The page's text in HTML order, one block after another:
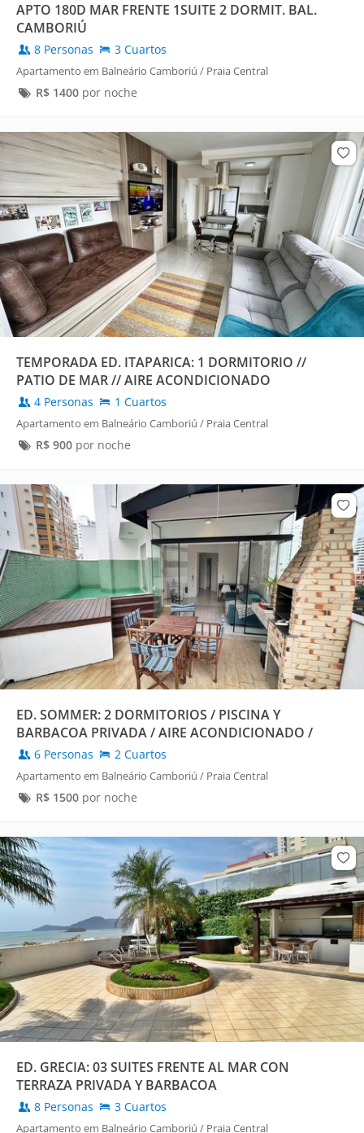
APTO 180D MAR FRENTE 1SUITE 2 DORMIT. BAL.
CAMBORIÚ
8 Personas 3 Cuartos
Apartamento em Balneário Camboriú / Praia Central
R$ 1400por noche
TEMPORADA ED. ITAPARICA: 1 DORMITORIO //
PATIO DE MAR // AIRE ACONDICIONADO
4 Personas 1 Cuartos
Apartamento em Balneário Camboriú / Praia Central
R$ 900por noche
ED. SOMMER: 2 DORMITORIOS / PISCINA Y
BARBACOA PRIVADA / AIRE ACONDICIONADO /
6 Personas 2 Cuartos
Apartamento em Balneário Camboriú / Praia Central
R$ 1500por noche
ED. GRECIA: 03 SUITES FRENTE AL MAR CON
TERRAZA PRIVADA Y BARBACOA
8 Personas 3 Cuartos
Apartamento em Balneário Camboriú / Praia Central